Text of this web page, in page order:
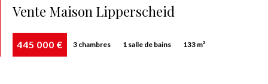
Vente Maison Lipperscheid
445 000 € 3 chambres 1 salle de bains 133 m²